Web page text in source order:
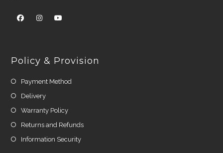
Policy & Provision
Payment Method
Delivery
Warranty Policy
Returns and Refunds
Information Security